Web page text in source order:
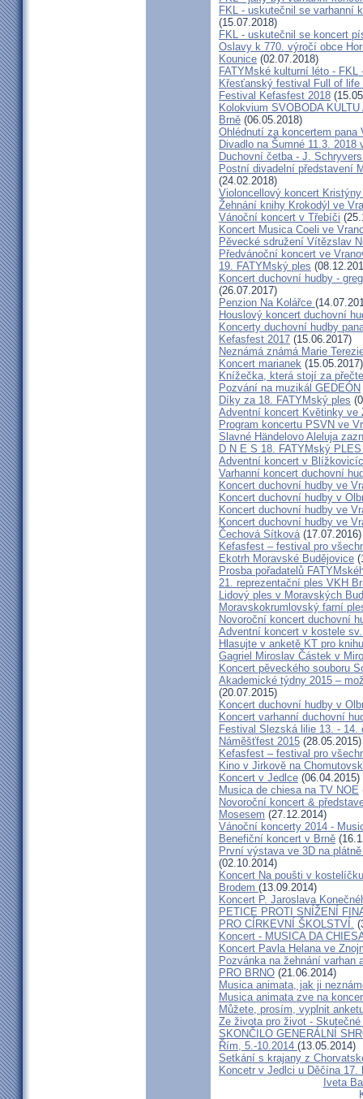
FKL - uskutečnil se varhanní
(15.07.2018)
FKL - uskutečnil se koncert
Oslavy k 770. výročí obce
Kounice (02.07.2018)
FATYMské kulturní léto - FKL
Křesťanský festival Full of life
Festival Kefasfest 2018
Kolokvium SVOBODA
Brně (06.05.2018)
Ohlédnutí za koncertem pana
Divadlo na Šumné 11.3. 2018
Duchovní četba - J.
Postní divadelní představení
(24.02.2018)
Violoncellový koncert
Žehnání knihy Krokodýl ve
Vánoční koncert v Třebíči
Koncert Musica Coeli ve
Pěvecké sdružení Vítězslav
Předvánoční koncert ve
19. FATYMský ples
Koncert duchovní hudby -
(26.07.2017)
Penzion Na Kolářce
Houslový koncert duchovní
Koncerty duchovní hudby
Kefasfest 2017 (15.06.2017)
Neznámá známá Marie
Koncert marianek (15.05.2017)
Knížečka, která stojí za
Pozvání na muzikál GEDEÓN
Díky za 18. FATYMský ples
Adventní koncert Květinky ve
Program koncertu PSVN ve
Slavné Händelovo Aleluja
D N E S 18. FATYMský
Adventní koncert v
Varhanní koncert duchovní
Koncert duchovní hudby ve
Koncert duchovní hudby v
Koncert duchovní hudby ve
Koncert duchovní hudby ve
Čechová Sítková(17.07.2016)
Kefasfest – festival pro
Ekotrh Moravské Budějovice
Prosba pořadatelů
21. reprezentační ples VKH
Lidový ples v Moravských
Moravskokrumlovský farní
Novoroční koncert duchovní
Adventní koncert v kostele
Hlasujte v anketě KT pro
Gagriel Miroslav Částek v
Koncert pěveckého souboru
Akademické týdny 2015 –
(20.07.2015)
Koncert duchovní hudby v
Koncert varhanní duchovní
Festival Slezská lilie 13. - 14.
Náměšťfest 2015 (28.05.2015)
Kefasfest – festival pro
Kino v Jirkově na
Koncert v Jedlce (06.04.2015)
Musica de chiesa na TV NOE
Novoroční koncert &
Mosesem (27.12.2014)
Vánoční koncerty 2014 -
Benefiční koncert v Brně
První výstava ve 3D na
(02.10.2014)
Koncert Na poušti v
Brodem (13.09.2014)
Koncert P. Jaroslava
PETICE PROTI SNÍŽENÍ
PRO CÍRKEVNÍ ŠKOLSTVÍ.
Koncert - MUSICA DA
Koncert Pavla Helana ve
Pozvánka na žehnání varhan
PRO BRNO (21.06.2014)
Musica animata, jak ji
Musica animata zve na
Můžete, prosím, vyplnit
Ze života pro život -
SKONČILO GENERÁLNÍ
Řím, 5.-10.2014 (13.05.2014)
Setkání s krajany z
Koncetr v Jedlci u Děčína 17.
Iveta